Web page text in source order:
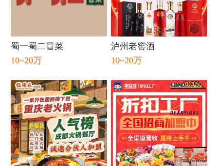
闭
蜀一蜀二冒菜
10~20万
泸州老窖酒
10~20万